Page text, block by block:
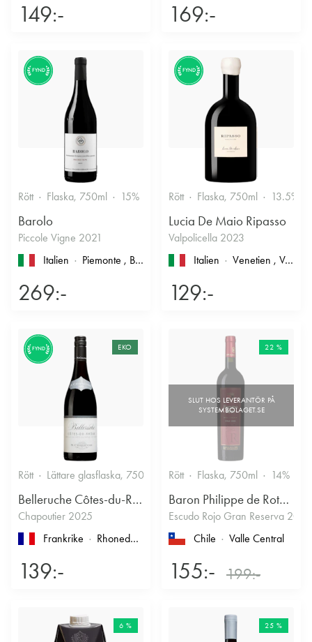
149:- 169:-
FYND
Rött Flaska, 750ml 15% Stramt & Nyanserat
Barolo
Piccole Vigne 2021
Italien
Piemonte , Barolo
269:-
FYND
Rött Flaska, 750ml 13.5%
Lucia De Maio Ripasso
Valpolicella 2023
Italien
Venetien , Valpolicella
129:-
FYND EKO
Rött Lättare glasflaska, 750ml 13.5% Kryddigt & Mustigt
Belleruche Côtes-du-Rhône
Chapoutier 2025
Frankrike
Rhonedalen , Côtes du Rhône
139:-
22 %
Rött Flaska, 750ml 14%
Baron Philippe de Rothschild Chile SA
Escudo Rojo Gran Reserva 2022
Chile
Valle Central
155:- 199:-
6 % 25 %